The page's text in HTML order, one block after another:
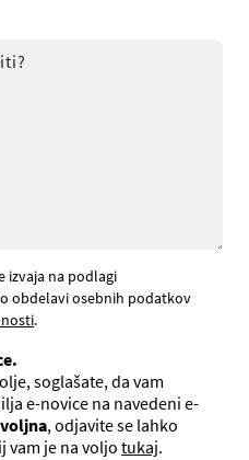
izvaja na podlagi
obdelavi osebnih podatkov
.
soglašate, da vam
e-novice na navedeni e-
, odjavite se lahko
vam je na voljo tukaj.